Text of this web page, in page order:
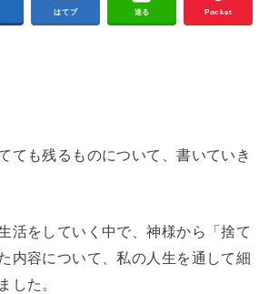
はてブ 送る Pocket
ても残るものについて、書いていき
活をしていく中で、神様から「捨て
内容について、私の人生を通して細
した。